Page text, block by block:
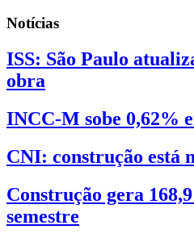
Notícias
ISS: São Paulo
obra
INCC-M sobe 0,62%
CNI: construção está
Construção gera
semestre